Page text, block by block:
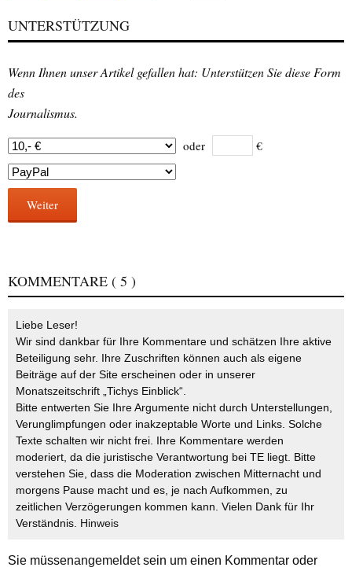
UNTERSTÜTZUNG
Wenn Ihnen unser Artikel gefallen hat: Unterstützen Sie diese Form
des
Journalismus.
oder €
Weiter
KOMMENTARE ( 5 )
Liebe Leser!
Wir sind dankbar für Ihre Kommentare und schätzen Ihre aktive
Beteiligung sehr. Ihre Zuschriften können auch als eigene
Beiträge auf der Site erscheinen oder in unserer
Monatszeitschrift „Tichys Einblick“.
Bitte entwerten Sie Ihre Argumente nicht durch Unterstellungen,
Verunglimpfungen oder inakzeptable Worte und Links. Solche
Texte schalten wir nicht frei. Ihre Kommentare werden
moderiert, da die juristische Verantwortung bei TE liegt. Bitte
verstehen Sie, dass die Moderation zwischen Mitternacht und
morgens Pause macht und es, je nach Aufkommen, zu
zeitlichen Verzögerungen kommen kann. Vielen Dank für Ihr
Verständnis. Hinweis
Sie müssenangemeldetsein um einen Kommentar oder